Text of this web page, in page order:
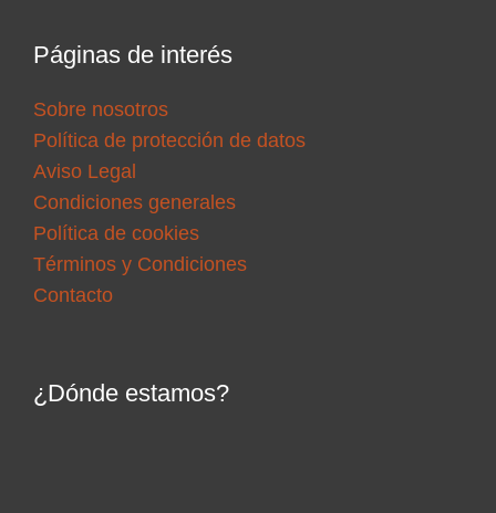
Páginas de interés
Sobre nosotros
Política de protección de datos
Aviso Legal
Condiciones generales
Política de cookies
Términos y Condiciones
Contacto
¿Dónde estamos?